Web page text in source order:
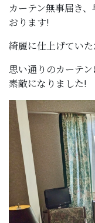
カーテン無事届き
おります!
綺麗に仕上げてい
思い通りのカーテ
素敵になりました!